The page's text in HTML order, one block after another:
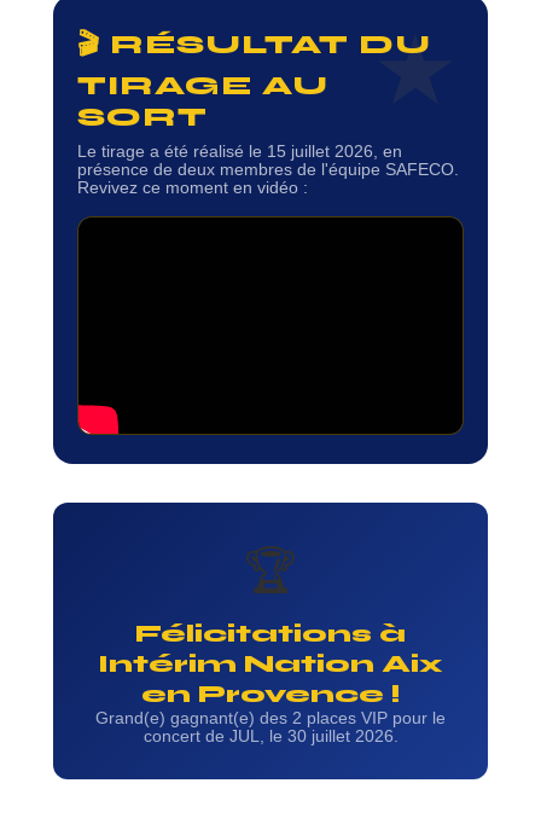
🎬 RÉSULTAT DU
TIRAGE AU
SORT
Le tirage a été réalisé le 15 juillet 2026, en
présence de deux membres de l'équipe SAFECO.
Revivez ce moment en vidéo :
🏆
Félicitations à
Intérim Nation Aix
en Provence !
Grand(e) gagnant(e) des 2 places VIP pour le
concert de JUL, le 30 juillet 2026.